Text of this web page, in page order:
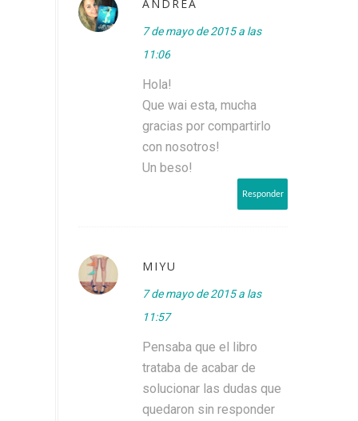
ANDREA
7 de mayo de 2015 a las
11:06
Hola!
Que wai esta, mucha
gracias por compartirlo
con nosotros!
Un beso!
Responder
MIYU
7 de mayo de 2015 a las
11:57
Pensaba que el libro
trataba de acabar de
solucionar las dudas que
quedaron sin responder